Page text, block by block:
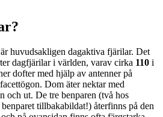
huvudsakligen dagaktiva fjärilar. Det
dagfjärilar i världen, varav cirka 110 i
dofter med hjälp av antenner på
Dom äter nektar med
och ut. De tre benparen (två hos
tillbakabildat!) återfinns på den